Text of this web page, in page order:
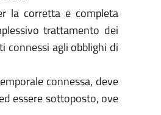
la corretta e completa
trattamento dei
connessi agli obblighi di
connessa, deve
essere sottoposto, ove